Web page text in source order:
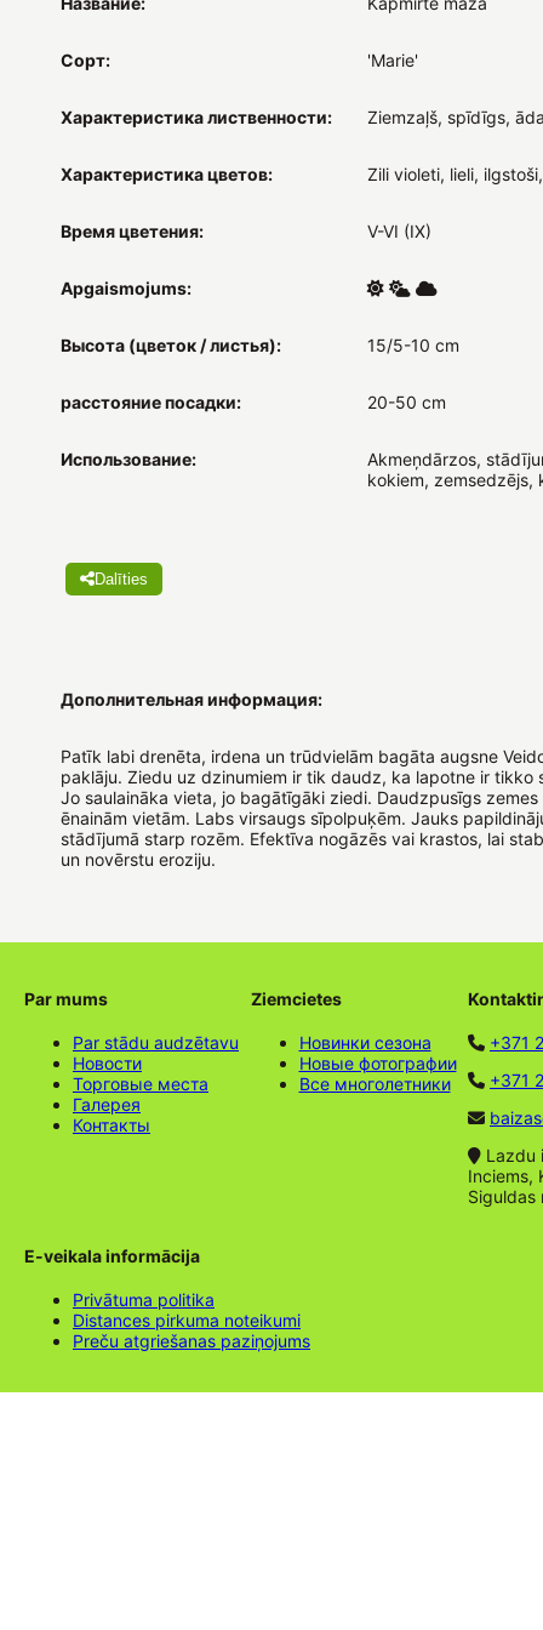
Сорт: 'Marie'
Характеристика лиственности: Ziemzaļš, spīdīgs,
Характеристика цветов: Zili violeti, lieli,
Время цветения: V-VI (IX)
Apgaismojums:
Высота (цветок / листья): 15/5-10 cm
расстояние посадки: 20-50 cm
Использование:
Akmeņdārzos,
kokiem, zemsedzējs,
Dalīties
Дополнительная информация:
Patīk labi drenēta, irdena un trūdvielām bagāta augsne
paklāju. Ziedu uz dzinumiem ir tik daudz, ka lapotne ir tikko
Jo saulaināka vieta, jo bagātīgāki ziedi. Daudzpusīgs zemes
ēnainām vietām. Labs virsaugs sīpolpuķēm. Jauks
stādījumā starp rozēm. Efektīva nogāzēs vai krastos, lai
un novērstu eroziju.
Par mums
Par stādu audzētavu
Новости
Торговые места
Галерея
Контакты
Ziemcietes
Новинки сезона
Новые фотографии
Все многолетники
+371
+371
Lazdu
Inciems,
Siguldas
E-veikala informācija
Privātuma politika
Distances pirkuma noteikumi
Preču atgriešanas paziņojums